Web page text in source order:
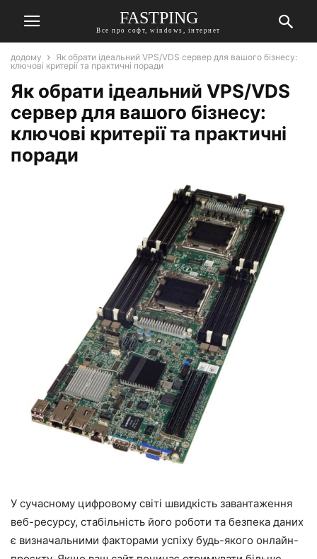
FASTPING
Все про софт, windows, інтернет
додому
Як обрати ідеальний VPS/VDS сервер для вашого бізнесу:
ключові критерії та практичні поради
Як обрати ідеальний VPS/VDS
сервер для вашого бізнесу:
ключові критерії та практичні
поради
У сучасному цифровому світі швидкість завантаження
веб-ресурсу, стабільність його роботи та безпека даних
є визначальними факторами успіху будь-якого онлайн-